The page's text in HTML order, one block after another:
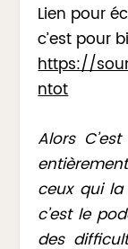
Lien pour
c’est pour
https://
ntot
Alors
ceux qui la
c’est le
des